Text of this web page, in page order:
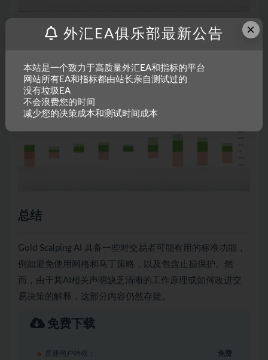
总结
Gold Scalping AI 具备一些对交易者可能有用的标准功能，
例如避免使用网格和马丁策略，以及包含止损保护。然
而，由于其AI相关声明缺乏清晰的工作原理或如何改进交
易决策的解释，这部分内容仍然存疑。
免费下载
普通用户特权： 免费
×
外汇EA俱乐部最新公告
本站是一个致力于高质量外汇EA和指标的平台
网站所有EA和指标都由站长亲自测试过的
没有垃圾EA
不会浪费您的时间
减少您的决策成本和测试时间成本